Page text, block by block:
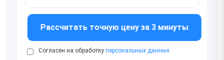
Рассчитать точную цену за 3 минуты
Согласен на обработку персональных данных